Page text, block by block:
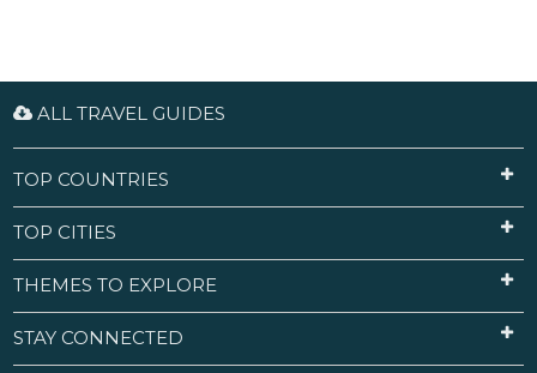
ALL TRAVEL GUIDES
TOP COUNTRIES
TOP CITIES
THEMES TO EXPLORE
STAY CONNECTED